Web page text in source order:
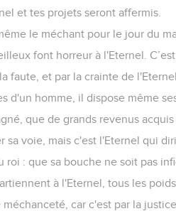
et tes projets seront affermis.
le méchant pour le jour du
font horreur à l'Eternel.
faute, et par la crainte de
d'un homme, il dispose même
que de grands revenus acquis
voie, mais c'est l'Eternel qui
roi : que sa bouche ne soit pas
à l'Eternel, tous les
méchanceté, car c'est par la